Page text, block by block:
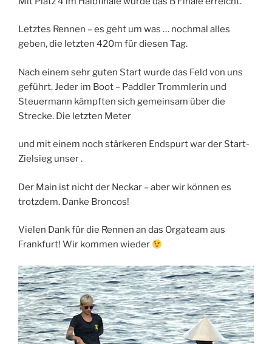
Letztes Rennen – es geht um was … nochmal alles
geben, die letzten 420m für diesen Tag.
Nach einem sehr guten Start wurde das Feld von uns
geführt. Jeder im Boot – Paddler Trommlerin und
Steuermann kämpften sich gemeinsam über die
Strecke. Die letzten Meter
und mit einem noch stärkeren Endspurt war der Start-
Zielsieg unser .
Der Main ist nicht der Neckar – aber wir können es
trotzdem. Danke Broncos!
Vielen Dank für die Rennen an das Orgateam aus
Frankfurt! Wir kommen wieder